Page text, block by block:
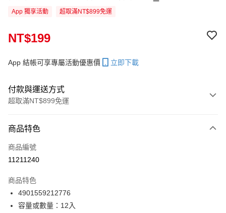
App 獨享活動 超取滿NT$899免運
NT$199
App 結帳可享專屬活動優惠價 立即下載
付款與運送方式
超取滿NT$899免運
信用卡一次付款
信用卡分期付款
合作金庫商業銀行
華南商業銀行
上海商業儲蓄銀行
LINE Pay
商品特色
商品編號
11211240
商品特色
4901559212776
容量或數量：12入